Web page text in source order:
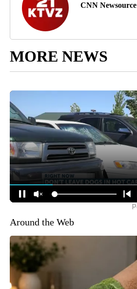
CNN Newsource
MORE NEWS
Around the Web